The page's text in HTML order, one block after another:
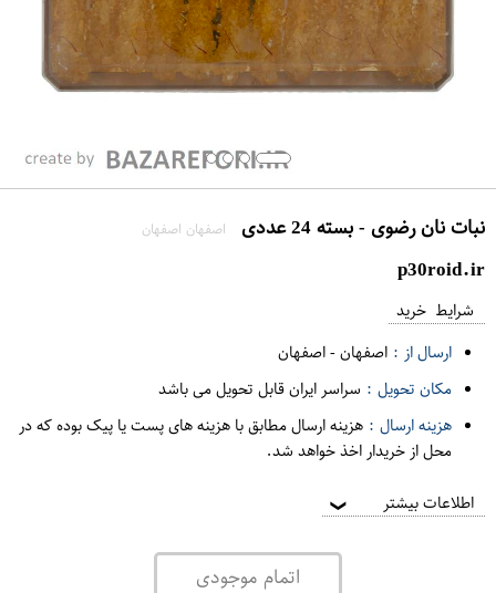
نبات نان رضوی - بسته 24 عددی اصفهان اصفهان
p30roid.ir
شرایط خرید
ارسال از : اصفهان-اصفهان
مکان تحویل : سراسر ایران قابل تحویل می باشد
هزینه ارسال : هزینه ارسال مطابق با هزینه های پست یا پیک بوده که در
محل از خریدار اخذ خواهد شد.
اطلاعات بیشتر ❯
اتمام موجودی